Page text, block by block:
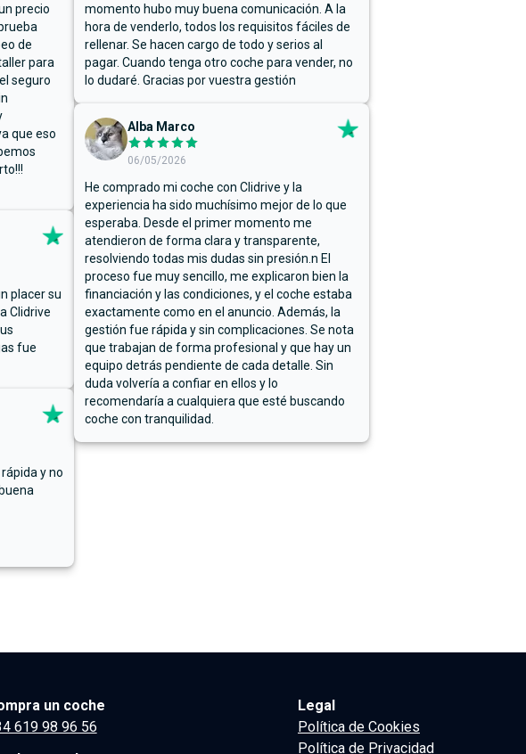
precio
de
para
seguro
que eso
placer su
Clidrive
fue
y no
momento hubo muy buena comunicación. A la
hora de venderlo, todos los requisitos fáciles de
rellenar. Se hacen cargo de todo y serios al
pagar. Cuando tenga otro coche para vender, no
lo dudaré. Gracias por vuestra gestión
Alba Marco
06/05/2026
He comprado mi coche con Clidrive y la
experiencia ha sido muchísimo mejor de lo que
esperaba. Desde el primer momento me
atendieron de forma clara y transparente,
resolviendo todas mis dudas sin presión.n El
proceso fue muy sencillo, me explicaron bien la
financiación y las condiciones, y el coche estaba
exactamente como en el anuncio. Además, la
gestión fue rápida y sin complicaciones. Se nota
que trabajan de forma profesional y que hay un
equipo detrás pendiente de cada detalle. Sin
duda volvería a confiar en ellos y lo
recomendaría a cualquiera que esté buscando
coche con tranquilidad.
un coche
619 98 96 56
Legal
Política de Cookies
Política de Privacidad